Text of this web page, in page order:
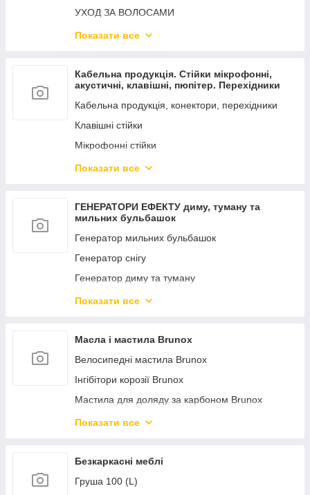
УХОД ЗА ВОЛОСАМИ
Поливальна система. Шланги X HOSE
НОВОГОДЖЕННЯ ГІРЛЯНДИ
Товари для КУХНІ
Показати все
Кабельна продукція. Стійки мікрофонні,
акустичні, клавішні, пюпітер. Перехідники
Кабельна продукція, конектори, перехідники
Клавішні стійки
Мікрофонні стійки
Пюпітр, стійки для ноутбука, гітари, стільчики
Показати все
ГЕНЕРАТОРИ ЕФЕКТУ диму, туману та
мильних бульбашок
Генератор мильних бульбашок
Генератор снігу
Генератор диму та туману
Рідина для генераторів ефектів
Показати все
Масла і мастила Brunox
Велосипедні мастила Brunox
Інгібітори корозії Brunox
Мастила для доляду за карбоном Brunox
Мастила для зброї Brunox
Перетворювачі іржі Brunox
Універсальні мастила Brunox
Показати все
Безкаркасні меблі
Груша 100 (L)